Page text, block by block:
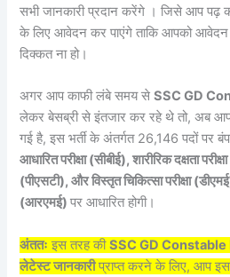
सभी जानकारी प्रदान करेंगे । जिसे आप पढ़
के लिए आवेदन कर पाएंगे ताकि आपको
दिक्कत ना हो।
अगर आप काफी लंबे समय सेSSC GD
लेकर बेसब्री से इंतजार कर रहे थे तो, अब
गई है, इस भर्ती के अंतर्गत 26,146 पदों पर
आधारित परीक्षा (सीबीई), शारीरिक दक्षता
(पीएसटी), और विस्तृत चिकित्सा परीक्षा
(आरएमई)पर आधारित होगी।
अंततः इस तरह कीSSC GD
लेटेस्ट जानकारीप्राप्त करने के लिए, आप